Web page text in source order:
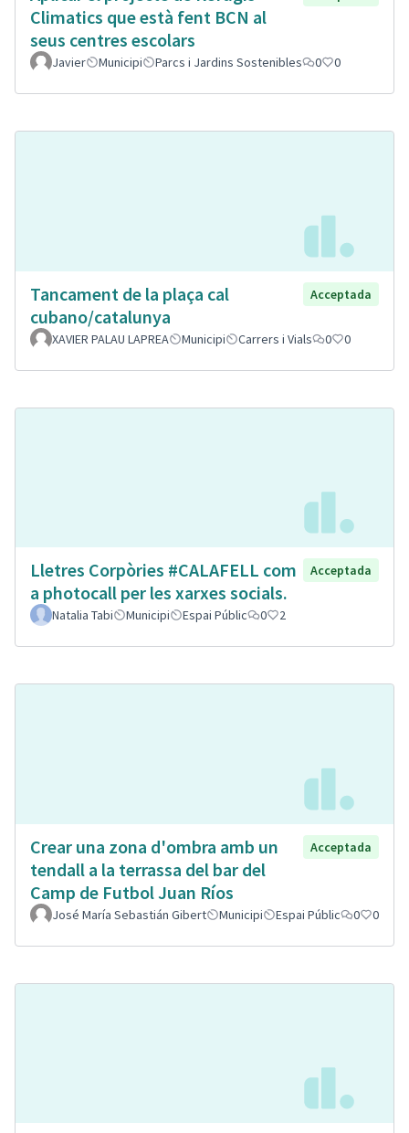
Climatics que està fent BCN al
seus centres escolars
Javier Municipi Parcs i Jardins Sostenibles 0 0
Tancament de la plaça cal
cubano/catalunya
Acceptada
XAVIER PALAU LAPREA Municipi Carrers i Vials 0 0
Lletres Corpòries #CALAFELL com
a photocall per les xarxes socials.
Acceptada
Natalia Tabi Municipi Espai Públic 0 2
Crear una zona d'ombra amb un
tendall a la terrassa del bar del
Camp de Futbol Juan Ríos
Acceptada
José María Sebastián Gibert Municipi Espai Públic 0 0